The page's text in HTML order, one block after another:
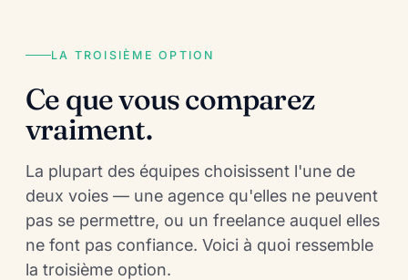
LA TROISIÈME OPTION
Ce que vous comparez
vraiment.
La plupart des équipes choisissent l'une de
deux voies — une agence qu'elles ne peuvent
pas se permettre, ou un freelance auquel elles
ne font pas confiance. Voici à quoi ressemble
la troisième option.